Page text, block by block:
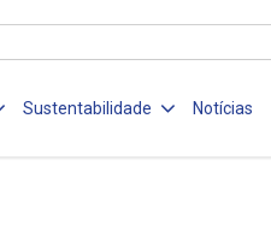
Sustentabilidade Notícias